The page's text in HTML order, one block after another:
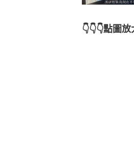
👇👇👇點圖